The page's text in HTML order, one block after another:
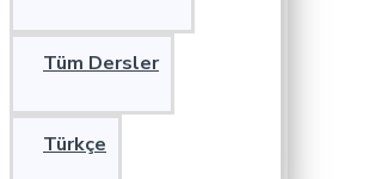
Tüm Dersler
Türkçe